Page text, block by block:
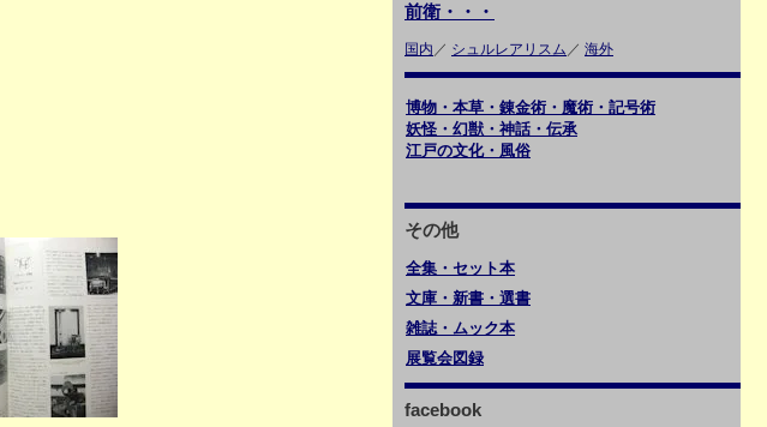
前衛・・・
国内 ／ シュルレアリスム ／ 海外
博物・本草・錬金術・魔術・記号術
妖怪・幻獣・神話・伝承
江戸の文化・風俗
その他
全集・セット本
文庫・新書・選書
雑誌・ムック本
展覧会図録
facebook